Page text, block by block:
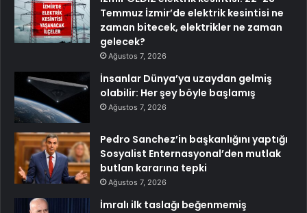
Temmuz İzmir’de elektrik kesintisi ne
zaman bitecek, elektrikler ne zaman
gelecek?
Ağustos 7, 2026
İnsanlar Dünya’ya uzaydan gelmiş
olabilir: Her şey böyle başlamış
Ağustos 7, 2026
Pedro Sanchez’in başkanlığını yaptığı
Sosyalist Enternasyonal’den mutlak
butlan kararına tepki
Ağustos 7, 2026
İmralı ilk taslağı beğenmemiş